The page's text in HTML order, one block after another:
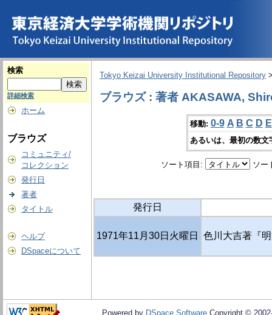
検索
詳細検索
ホーム
ブラウズ
コミュニティ/
コレクション
発行日
著者
タイトル
ヘルプ
DSpaceについて
Tokyo Keizai University Institutional Repository
ブラウズ : 著者 AKASAWA,
移動: 0-9 A B C D E
あるいは、最初の数
ソート項目: ソー
発行日
1971年11月30日火曜日 色川大吉著『
Powered by DSpace Software Copyright ©